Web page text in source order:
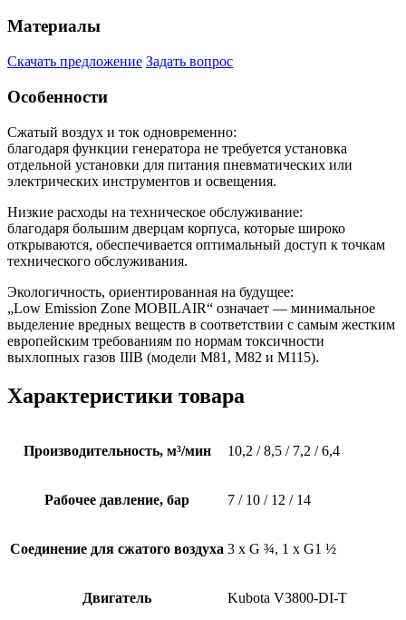
Материалы
Скачать предложение Задать вопрос
Особенности
Сжатый воздух и ток одновременно:
благодаря функции генератора не требуется установка
отдельной установки для питания пневматических или
электрических инструментов и освещения.
Низкие расходы на техническое обслуживание:
благодаря большим дверцам корпуса, которые широко
открываются, обеспечивается оптимальный доступ к точкам
технического обслуживания.
Экологичность, ориентированная на будущее:
„Low Emission Zone MOBILAIR“ означает — минимальное
выделение вредных веществ в соответствии с самым жестким
европейским требованиям по нормам токсичности
выхлопных газов IIIB (модели M81, M82 и M115).
Характеристики товара
Производительность, м³/мин 10,2 / 8,5 / 7,2 / 6,4
Рабочее давление, бар 7 / 10 / 12 / 14
Соединение для сжатого воздуха 3 x G ¾, 1 x G1 ½
Двигатель Kubota V3800-DI-T